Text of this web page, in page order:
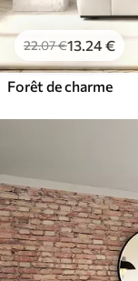
22.07€13.24€
Forêt de charme